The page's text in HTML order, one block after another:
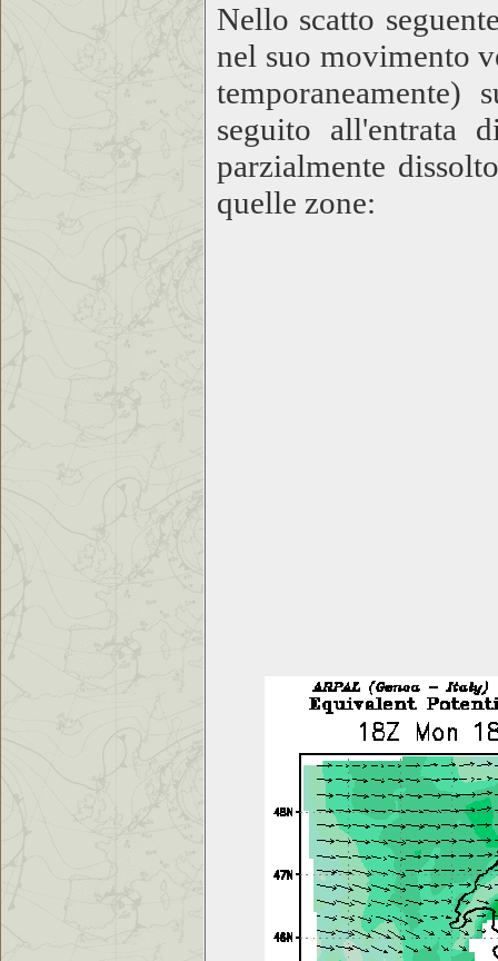
Nello scatto
nel suo movimento
seguito all'entrata
parzialmente
quelle zone: